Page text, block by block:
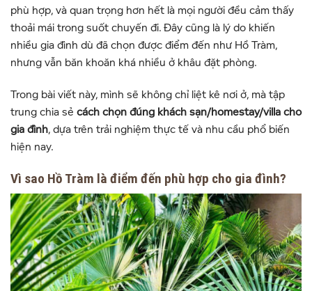
phù hợp, và quan trọng hơn hết là mọi người đều cảm thấy
thoải mái trong suốt chuyến đi. Đây cũng là lý do khiến
nhiều gia đình dù đã chọn được điểm đến như Hồ Tràm,
nhưng vẫn băn khoăn khá nhiều ở khâu đặt phòng.
Trong bài viết này, mình sẽ không chỉ liệt kê nơi ở, mà tập
trung chia sẻ cách chọn đúng khách sạn/homestay/villa cho
gia đình, dựa trên trải nghiệm thực tế và nhu cầu phổ biến
hiện nay.
Vì sao Hồ Tràm là điểm đến phù hợp cho gia đình?